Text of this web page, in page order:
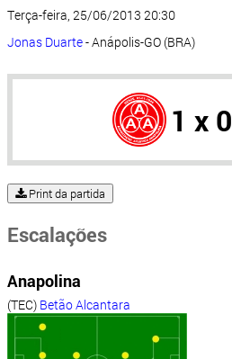
Terça-feira, 25/06/2013 20:30
Jonas Duarte- Anápolis-GO (BRA)
1 x 0
Print da partida
Escalações
Anapolina
(TEC) Betão Alcantara